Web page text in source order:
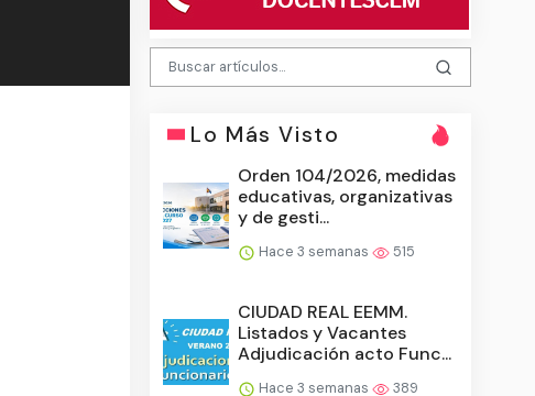
Lo Más Visto
Orden 104/2026, medidas
educativas, organizativas
y de gesti...
Hace 3 semanas 515
CIUDAD REAL EEMM.
Listados y Vacantes
Adjudicación acto Func...
Hace 3 semanas 389